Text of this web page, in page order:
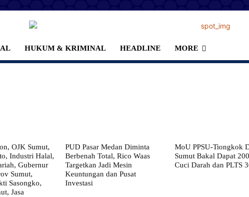
HUKUM & KRIMINAL HEADLINE MORE
OJK Sumut,
Industri Halal,
Gubernur
Sumut,
Sasongko,
Jasa
PUD Pasar Medan Diminta
Berbenah Total, Rico Waas
Targetkan Jadi Mesin
Keuntungan dan Pusat
Investasi
MoU PPSU-Tiongkok
Sumut Bakal Dapat
Cuci Darah dan PLTS